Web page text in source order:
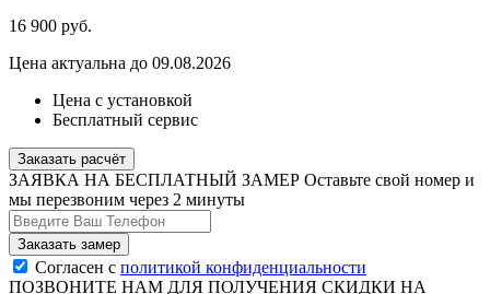
16 900 руб.
Цена актуальна до 09.08.2026
Цена с установкой
Бесплатный сервис
Заказать расчёт
ЗАЯВКА НА БЕСПЛАТНЫЙ ЗАМЕР Оставьте свой номер и
мы перезвоним через 2 минуты
Согласен с политикой конфиденциальности
ПОЗВОНИТЕ НАМ ДЛЯ ПОЛУЧЕНИЯ СКИДКИ НА